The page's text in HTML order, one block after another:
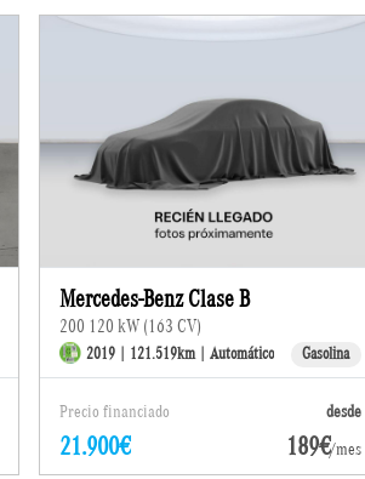
Mercedes-Benz Clase B
200 120 kW (163 CV)
2019 | 121.519km | Automático Gasolina
Precio financiado desde
21.900€ 189€/mes